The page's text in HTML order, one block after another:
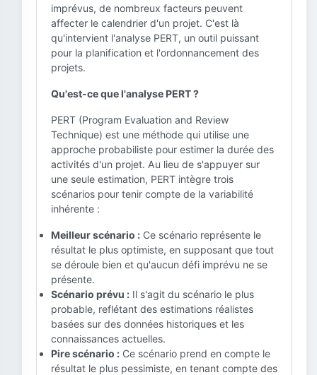
imprévus, de nombreux facteurs peuvent
affecter le calendrier d'un projet. C'est là
qu'intervient l'analyse PERT, un outil puissant
pour la planification et l'ordonnancement des
projets.
Qu'est-ce que l'analyse PERT ?
PERT (Program Evaluation and Review
Technique) est une méthode qui utilise une
approche probabiliste pour estimer la durée des
activités d'un projet. Au lieu de s'appuyer sur
une seule estimation, PERT intègre trois
scénarios pour tenir compte de la variabilité
inhérente :
Meilleur scénario : Ce scénario représente le
résultat le plus optimiste, en supposant que tout
se déroule bien et qu'aucun défi imprévu ne se
présente.
Scénario prévu : Il s'agit du scénario le plus
probable, reflétant des estimations réalistes
basées sur des données historiques et les
connaissances actuelles.
Pire scénario : Ce scénario prend en compte le
résultat le plus pessimiste, en tenant compte des